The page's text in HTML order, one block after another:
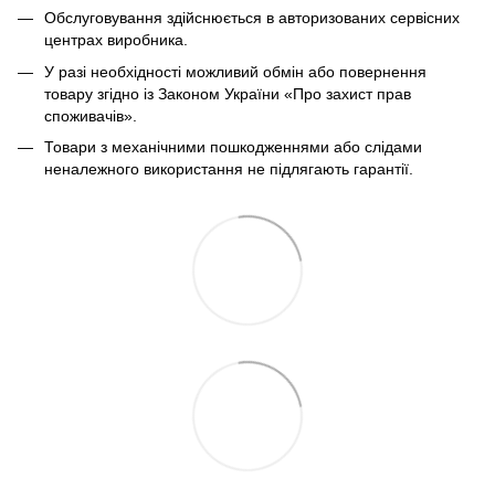
Обслуговування здійснюється в авторизованих сервісних
центрах виробника.
У разі необхідності можливий обмін або повернення
товару згідно із Законом України «Про захист прав
споживачів».
Товари з механічними пошкодженнями або слідами
неналежного використання не підлягають гарантії.